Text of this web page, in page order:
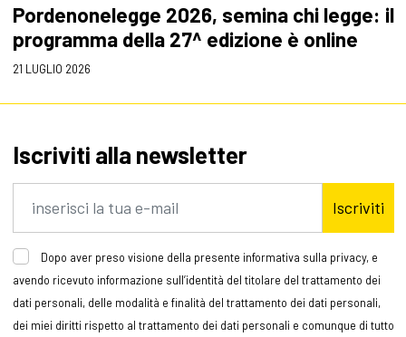
Pordenonelegge 2026, semina chi legge: il
programma della 27^ edizione è online
21 LUGLIO 2026
Iscriviti alla newsletter
Iscriviti
Dopo aver preso visione della presente informativa sulla privacy, e
avendo ricevuto informazione sull’identità del titolare del trattamento dei
dati personali, delle modalità e finalità del trattamento dei dati personali,
dei miei diritti rispetto al trattamento dei dati personali e comunque di tutto